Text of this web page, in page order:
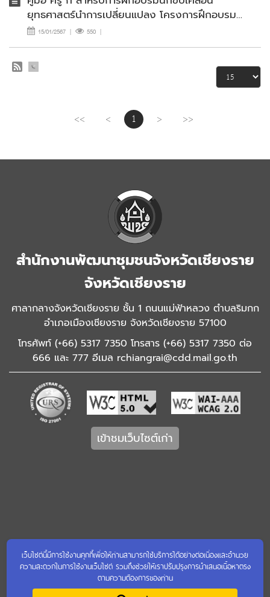
ยุทธศาสตร์นำการเปลี่ยนแปลง โครงการฝึกอบรม
เสริมสร้างและพัฒนาผู้นำนักขับเคลื่อนยุทธศาสตร์นำ
การเปลี่ยนแปลง ประจำปีงบประมาณ พ.ศ. 2567
15/01/2567 | 550 |
<< < 1 > >>
สำนักงานพัฒนาชุมชนจังหวัดเชียงราย
จังหวัดเชียงราย
ศาลากลางจังหวัดเชียงราย ชั้น 1 ถนนแม่ฟ้าหลวง ตำบลริมกก
อำเภอเมืองเชียงราย จังหวัดเชียงราย 57100
โทรศัพท์ (+66) 5317 7350 โทรสาร (+66) 5317 7350 ต่อ
666 และ 777 อีเมล rchiangrai@cdd.mail.go.th
เข้าชมเว็บไซต์เก่า
เว็บไซต์นี้มีการใช้งานคุกกี้เพื่อให้ท่านสามารถใช้บริการได้อย่างต่อเนื่องและอำนวย
ความสะดวกในการใช้งานเว็บไซต์ รวมถึงช่วยให้เราปรับปรุงการนำเสนอเนื้อหาตรง
ตามความต้องการของท่าน